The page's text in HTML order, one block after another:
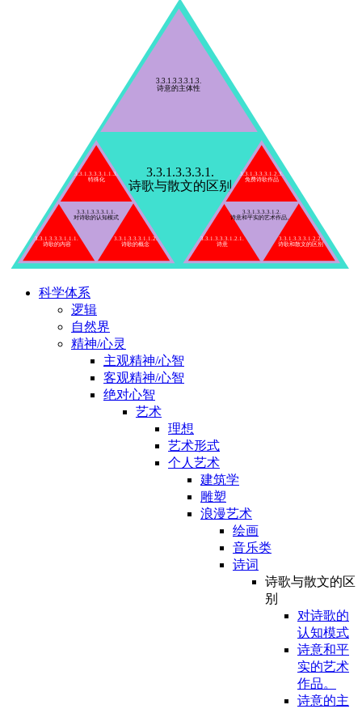
3.3.1.3.3.3.1.
诗歌与散文的区别
3.3.1.3.3.3.1.1.
对诗歌的认知模式
3.3.1.3.3.3.1.1.1.
诗歌的内容
3.3.1.3.3.3.1.1.2.
诗歌的概念
3.3.1.3.3.3.1.1.3.
特殊化
3.3.1.3.3.3.1.2.
诗意和平实的艺术作品。
3.3.1.3.3.3.1.2.1.
诗意
3.3.1.3.3.3.1.2.2.
诗歌和散文的区别
3.3.1.3.3.3.1.2.3.
免费诗歌作品
3.3.1.3.3.3.1.3.
诗意的主体性
科学体系
逻辑
自然界
精神/心灵
主观精神/心智
客观精神/心智
绝对心智
艺术
理想
艺术形式
个人艺术
建筑学
雕塑
浪漫艺术
绘画
音乐类
诗词
诗歌与散文的区
别
对诗歌的
认知模式
诗意和平
实的艺术
作品。
诗意的主